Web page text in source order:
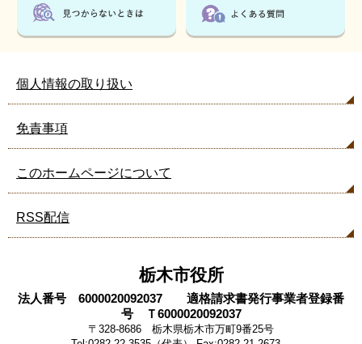
個人情報の取り扱い
免責事項
このホームページについて
RSS配信
栃木市役所
法人番号 6000020092037 適格請求書発行事業者登録番
号 Ｔ6000020092037
〒328-8686 栃木県栃木市万町9番25号